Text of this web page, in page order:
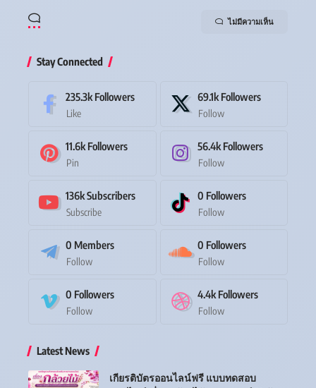
ไม่มีความเห็น
Stay Connected
235.3k Followers
Like
69.1k Followers
Follow
11.6k Followers
Pin
56.4k Followers
Follow
136kSubscribers
Subscribe
0 Followers
Follow
0 Members
Follow
0 Followers
Follow
0 Followers
Follow
4.4k Followers
Follow
Latest News
เกียรติบัตรออนไลน์ฟรี แบบทดสอบ